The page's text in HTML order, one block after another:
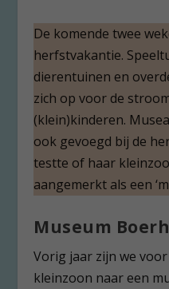
De komende twee
herfstvakantie.
dierentuinen en
zich op voor de
(klein)kinderen.
ook gevoegd bij de
testte of haar
aangemerkt als een
Museum
Vorig jaar zijn we
kleinzoon naar een